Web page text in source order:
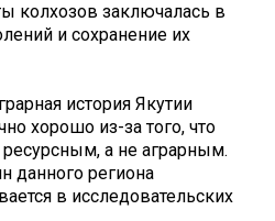
колхозов заключалась в
и сохранение их
история Якутии
хорошо из-за того, что
ресурсным, а не аграрным.
данного региона
в исследовательских